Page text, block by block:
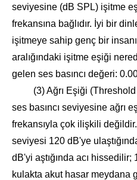
seviyesine (dB SPL) işitme
frekansına bağlıdır. İyi bir
işitmeye sahip genç bir
aralığındaki işitme eşiği
gelen ses basıncı değeri:
(3) Ağrı Eşiği (Threshold
ses basıncı seviyesine ağrı
frekansıyla çok ilişkili
seviyesi 120 dB'ye
dB'yi aştığında acı hissedilir;
kulakta akut hasar meydana